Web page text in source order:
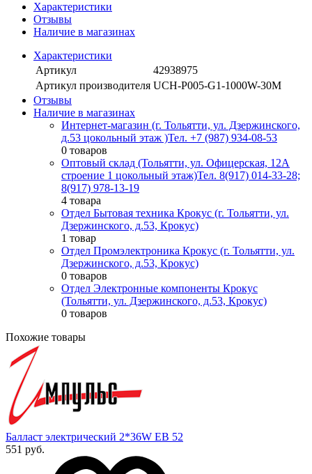
Характеристики
Отзывы
Наличие в магазинах
Характеристики
Артикул
42938975
Артикул производителя UCH-P005-G1-1000W-30M
Отзывы
Наличие в магазинах
Интернет-магазин (г. Тольятти, ул. Дзержинского,
д.53 цокольный этаж )Тел. +7 (987) 934-08-53
0 товаров
Оптовый склад (Тольятти, ул. Офицерская, 12А
строение 1 цокольный этаж)Тел. 8(917) 014-33-28;
8(917) 978-13-19
4 товара
Отдел Бытовая техника Крокус (г. Тольятти, ул.
Дзержинского, д.53, Крокус)
1 товар
Отдел Промэлектроника Крокус (г. Тольятти, ул.
Дзержинского, д.53, Крокус)
0 товаров
Отдел Электронные компоненты Крокус
(Тольятти, ул. Дзержинского, д.53, Крокус)
0 товаров
Похожие товары
Балласт электрический 2*36W EB 52
551 руб.